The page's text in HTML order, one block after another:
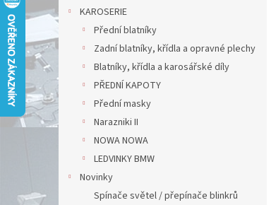
p
a
n
l
KAROSERIE
Přední blatníky
Zadní blatníky, křídla a opravné plechy
Blatníky, křídla a karosářské díly
PŘEDNÍ KAPOTY
Přední masky
Narazniki II
NOWA NOWA
LEDVINKY BMW
Novinky
Spínače světel / přepínače blinkrů